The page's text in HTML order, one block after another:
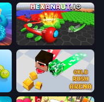
Hexanaut.io
Gold Rush Arena